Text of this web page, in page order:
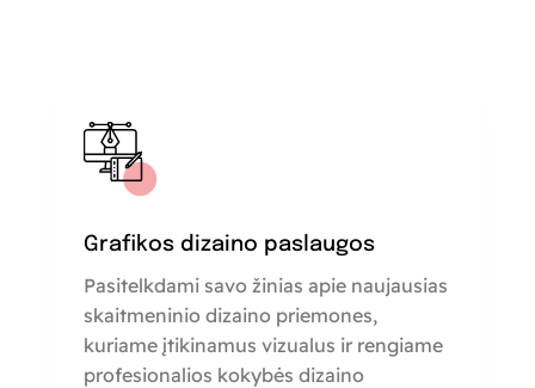
Grafikos dizaino paslaugos
Pasitelkdami savo žinias apie naujausias
skaitmeninio dizaino priemones,
kuriame įtikinamus vizualus ir rengiame
profesionalios kokybės dizaino